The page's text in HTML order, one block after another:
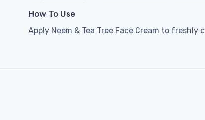
How To Use
Apply Neem & Tea Tree Face Cream to